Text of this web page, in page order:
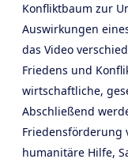
Konfliktbaum zur
Auswirkungen
das Video
Friedens und
wirtschaftliche,
Abschließend
Friedensförderung
humanitäre Hilfe,